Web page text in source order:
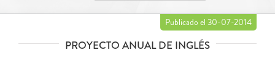
Publicado el 30-07-2014
PROYECTO ANUAL DE INGLÉS